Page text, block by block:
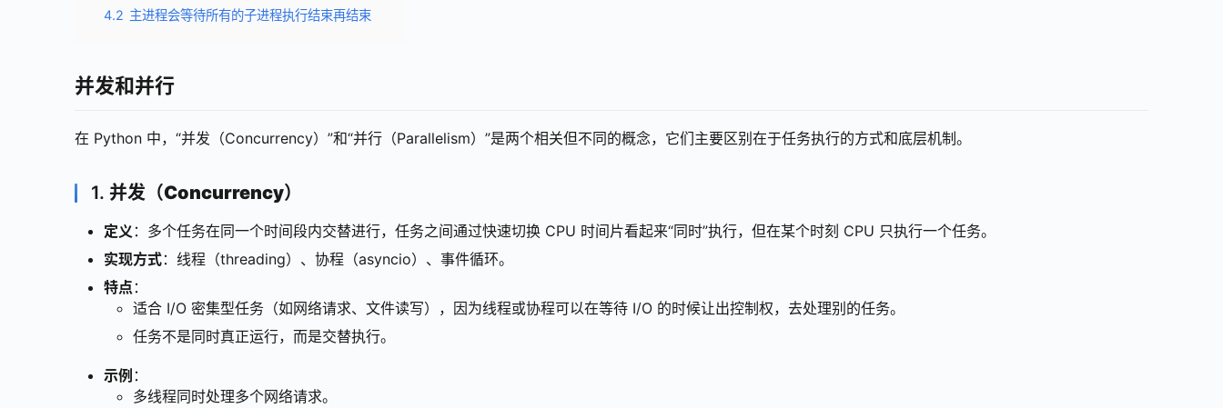
4.2 主进程会等待所有的子进程执行结束再结束
并发和并行
在 Python 中，“并发（Concurrency）”和“并行（Parallelism）”是两个相关但不同的概念，它们主要区别在于任务执行的方式和底层机制。
1. 并发（Concurrency）
定义 ：多个任务在同一个时间段内交替进行，任务之间通过快速切换 CPU 时间片看起来“同时”执行，但在某个时刻 CPU 只执行一个任务。
实现方式：线程（threading）、协程（asyncio）、事件循环。
特点 ：
适合 I/O 密集型任务（如网络请求、文件读写），因为线程或协程可以在等待 I/O 的时候让出控制权，去处理别的任务。
任务不是同时真正运行，而是交替执行。
示例 ：
多线程同时处理多个网络请求。